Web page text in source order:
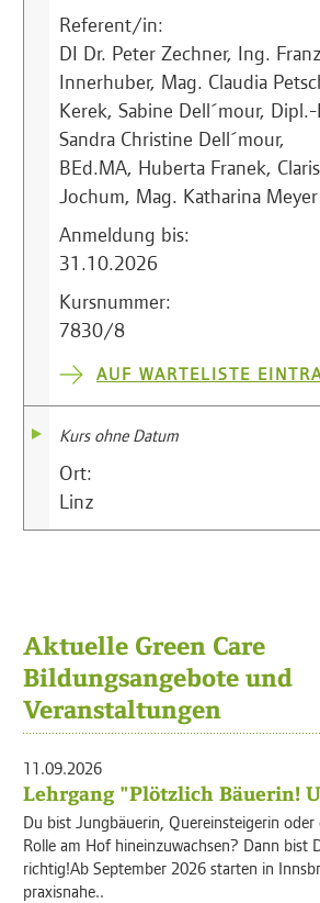
Referent/in:
DI Dr. Peter Zechner, Ing. Franz
Innerhuber, Mag. Claudia
Kerek, Sabine Dell´mour, Dipl.-
Sandra Christine Dell´mour,
BEd.MA, Huberta Franek,
Jochum, Mag. Katharina Meyer
Anmeldung bis:
31.10.2026
Kursnummer:
7830/8
AUF WARTELISTE
Kurs ohne Datum
Ort:
Linz
Aktuelle Green Care
Bildungsangebote und
Veranstaltungen
11.09.2026
Lehrgang "Plötzlich Bäuerin!
Du bist Jungbäuerin, Quereinsteigerin
Rolle am Hof hineinzuwachsen? Dann bist
richtig!Ab September 2026 starten in
praxisnahe..